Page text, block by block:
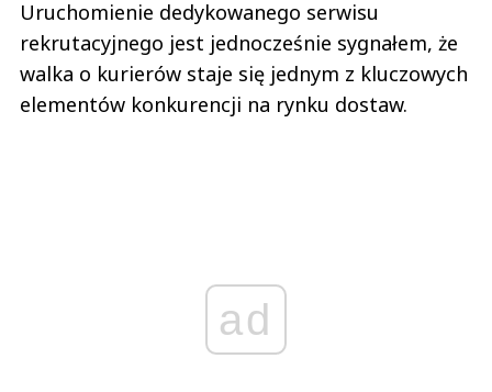
Uruchomienie dedykowanego serwisu
rekrutacyjnego jest jednocześnie sygnałem, że
walka o kurierów staje się jednym z kluczowych
elementów konkurencji na rynku dostaw.
ad